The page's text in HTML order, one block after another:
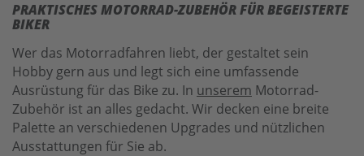
PRAKTISCHES MOTORRAD-ZUBEHÖR FÜR BEGEISTERTE
BIKER
Wer das Motorradfahren liebt, der gestaltet sein
Hobby gern aus und legt sich eine umfassende
Ausrüstung für das Bike zu. In unserem Motorrad-
Zubehör ist an alles gedacht. Wir decken eine breite
Palette an verschiedenen Upgrades und nützlichen
Ausstattungen für Sie ab.